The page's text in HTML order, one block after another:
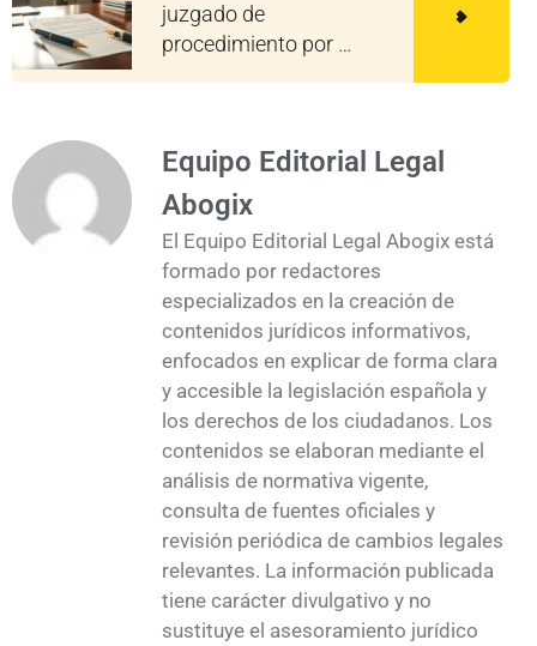
juzgado de
procedimiento por …
Equipo Editorial Legal
Abogix
El Equipo Editorial Legal Abogix está
formado por redactores
especializados en la creación de
contenidos jurídicos informativos,
enfocados en explicar de forma clara
y accesible la legislación española y
los derechos de los ciudadanos. Los
contenidos se elaboran mediante el
análisis de normativa vigente,
consulta de fuentes oficiales y
revisión periódica de cambios legales
relevantes. La información publicada
tiene carácter divulgativo y no
sustituye el asesoramiento jurídico